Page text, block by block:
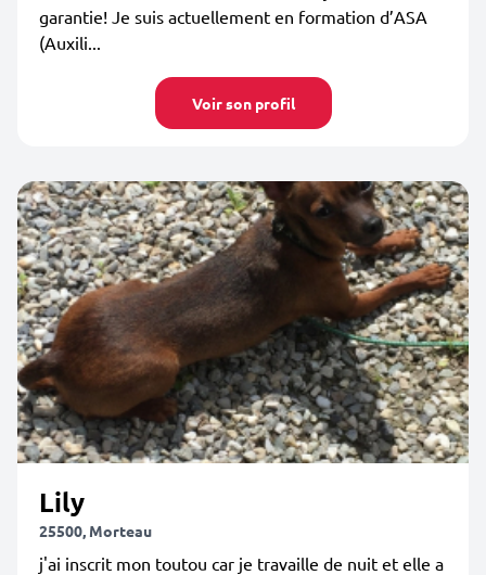
garantie! Je suis actuellement en formation d’ASA
(Auxili...
Voir son profil
Lily
25500, Morteau
j'ai inscrit mon toutou car je travaille de nuit et elle a